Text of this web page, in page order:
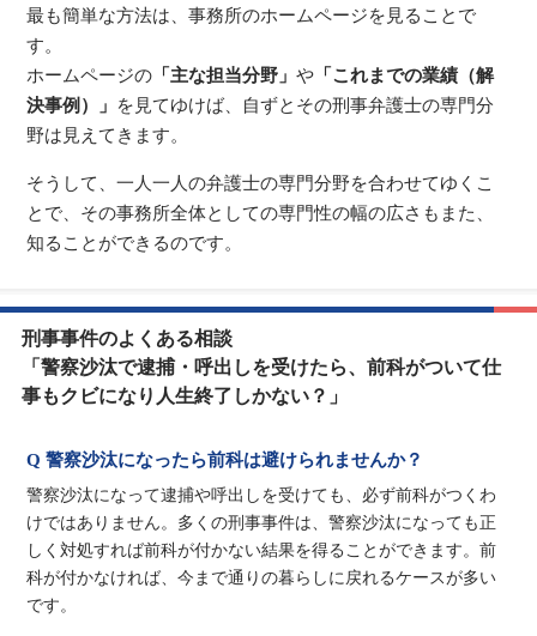
最も簡単な方法は、事務所のホームページを見ることで
す。
ホームページの 「主な担当分野」や 「これまでの業績（解
決事例）」
を見てゆけば、自ずとその刑事弁護士の専門分
野は見えてきます。
そうして、一人一人の弁護士の専門分野を合わせてゆくこ
とで、その事務所全体としての専門性の幅の広さもまた、
知ることができるのです。
刑事事件のよくある相談
「警察沙汰で逮捕・呼出しを受けたら、前科がついて仕
事もクビになり人生終了しかない？」
Q 警察沙汰になったら前科は避けられませんか？
警察沙汰になって逮捕や呼出しを受けても、必ず前科がつくわ
けではありません。多くの刑事事件は、警察沙汰になっても正
しく対処すれば前科が付かない結果を得ることができます。前
科が付かなければ、今まで通りの暮らしに戻れるケースが多い
です。